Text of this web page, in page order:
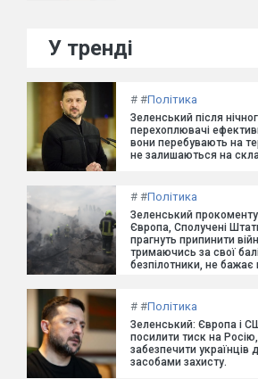
У тренді
# #Політика
Зеленський після
перехоплювачі
вони перебувають на
не залишаються на
# #Політика
Зеленський
Європа, Сполучені
прагнуть припинити
тримаючись за свої
безпілотники, не бажає
# #Політика
Зеленський: Європа і
посилити тиск на
забезпечити українців
засобами захисту.